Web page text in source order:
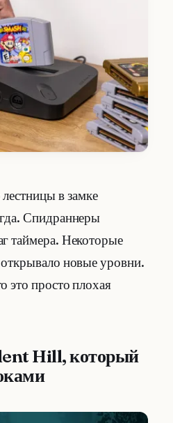
в замке
Спидраннеры
таймера. Некоторые
новые уровни.
это просто плохая
Hill, который